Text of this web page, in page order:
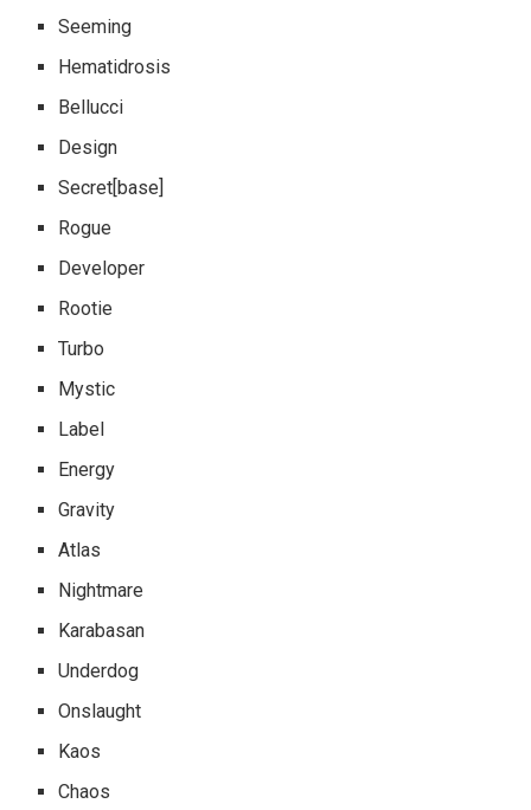
Seeming
Hematidrosis
Bellucci
Design
Secret[base]
Rogue
Developer
Rootie
Turbo
Mystic
Label
Energy
Gravity
Atlas
Nightmare
Karabasan
Underdog
Onslaught
Kaos
Chaos